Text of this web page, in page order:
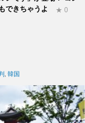
できちゃうよ
★ 0
韓国